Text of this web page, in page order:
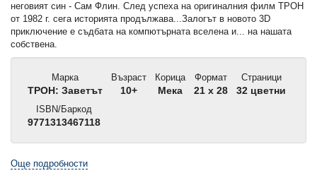
неговият син - Сам Флин. След успеха на оригиналния филм ТРОН
от 1982 г. сега историята продължава...Залогът в новото 3D
приключение е съдбата на компютърната вселена и... на нашата
собствена.
Марка
ТРОН: Заветът
Възраст
10+
Корица
Мека
Формат
21 x 28
Страници
32 цветни
ISBN/Баркод
9771313467118
Още подробности